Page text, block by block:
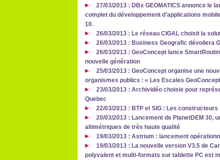
27/03/2013 : DBx GEOMATICS annonce le
complet du développement d’applications
10.
26/03/2013 : Le réseau CIGAL choisit la
26/03/2013 : Business Geografic dévoilera
26/03/2013 : GeoConcept lance
nouvelle génération
25/03/2013 : GeoConcept organise une
organismes publics : « Les Escales
23/03/2013 : Archividéo choisie pour
Quebec
22/03/2013 : BTP et SIG : Les
20/03/2013 : Lancement de PlanetDEM 30,
altimétriques de très haute qualité
19/03/2013 : Astrium : lancement
19/03/2013 : La nouvelle version V3.5 de
polyvalent et multi-formats sur tablette PC est